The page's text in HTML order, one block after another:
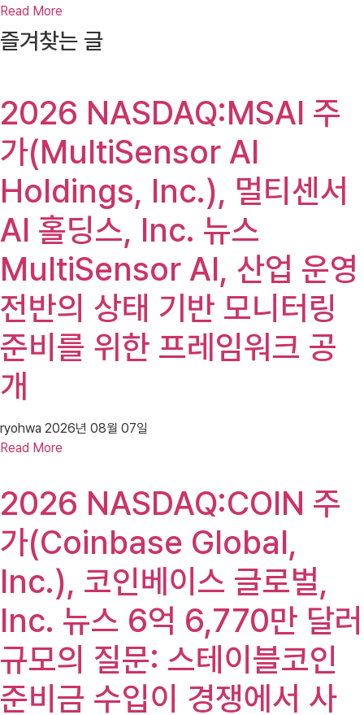
Read More
즐겨찾는 글
2026 NASDAQ:MSAI 주
가(MultiSensor AI
Holdings, Inc.), 멀티센서
AI 홀딩스, Inc. 뉴스
MultiSensor AI, 산업 운영
전반의 상태 기반 모니터링
준비를 위한 프레임워크 공
개
ryohwa 2026년 08월 07일
Read More
2026 NASDAQ:COIN 주
가(Coinbase Global,
Inc.), 코인베이스 글로벌,
Inc. 뉴스 6억 6,770만 달러
규모의 질문: 스테이블코인
준비금 수입이 경쟁에서 사